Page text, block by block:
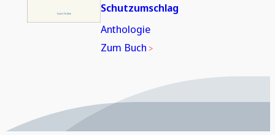
Schutzumschlag
Anthologie
Zum Buch